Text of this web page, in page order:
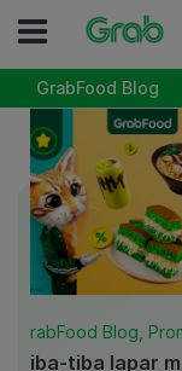
GrabFood Blog
Tiba-tiba lapar
GrabFood Blog,